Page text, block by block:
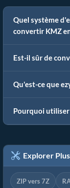
Quel système
convertir KMZ
Est-il sûr de
Qu'est-ce que
Pourquoi utiliser
Explorer
ZIP vers 7Z